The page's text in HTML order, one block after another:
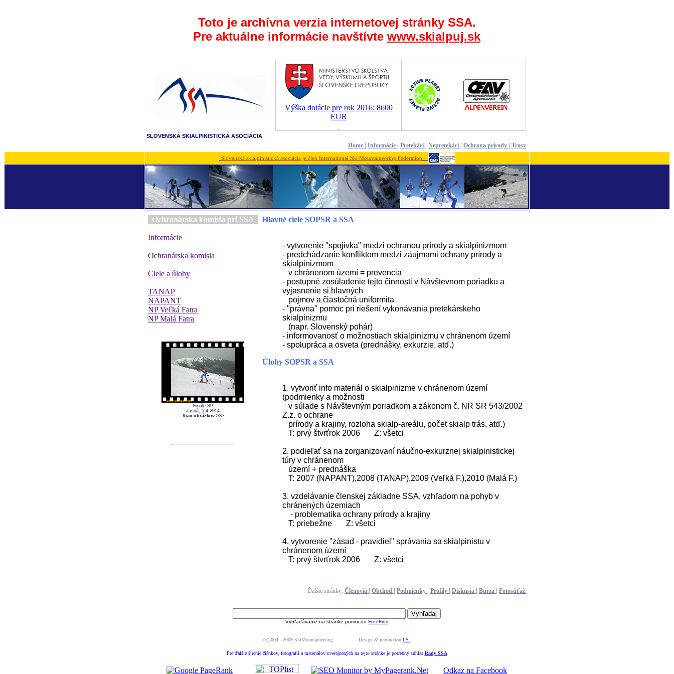
Toto je archívna verzia internetovej stránky SSA.
Pre aktuálne informácie navštívte www.skialpuj.sk
Výška dotácie pre rok 2016: 8600
EUR
SLOVENSKÁ SKIALPINISTICKÁ ASOCIÁCIA
Home Informácie Pretekári Nepretekári Ochrana prírody Trasy
Slovenská skialpinistická asociácia je člen International Ski Mountaineering Federation
Ochranárska komisia pri SSA
Informácie
Ochranárska komisia
Ciele a úlohy
TANAP
NAPANT
NP Veľká Fatra
NP Malá Fatra
Finále SP
Jasná, 5.4.2014
Viac obrázkov >>>
Hlavné ciele SOPSR a SSA
- vytvorenie "spojivka" medzi ochranou prírody a skialpinizmom
- predchádzanie konfliktom medzi záujmami ochrany prírody a
skialpinizmom
v chránenom území = prevencia
- postupné zosúladenie tejto činnosti v Návštevnom poriadku a
vyjasnenie si hlavných
pojmov a čiastočná uniformita
- "právna" pomoc pri riešení vykonávania pretekárskeho
skialpinizmu
(napr. Slovenský pohár)
- informovanosť o možnostiach skialpinizmu v chránenom území
- spolupráca a osveta (prednášky, exkurzie, atď.)
Úlohy SOPSR a SSA
1. vytvoriť info materiál o skialpinizme v chránenom území
(podmienky a možnosti
v súlade s Návštevným poriadkom a zákonom č. NR SR 543/2002
Z.z. o ochrane
prírody a krajiny, rozloha skialp-areálu, počet skialp trás, atď.)
T: prvý štvrťrok 2006 Z: všetci
2. podieľať sa na zorganizovaní náučno-exkurznej skialpinistickej
túry v chránenom
území + prednáška
T: 2007 (NAPANT),2008 (TANAP),2009 (Veľká F.),2010 (Malá F.)
3. vzdelávanie členskej základne SSA, vzhľadom na pohyb v
chránených územiach
- problematika ochrany prírody a krajiny
T: priebežne Z: všetci
4. vytvorenie "zásad - pravidiel" správania sa skialpinistu v
chránenom území
T: prvý štvrťrok 2006 Z: všetci
Ďalšie stránky: Členovia Obchod Podmienky Profily Diskusia Burza Fotosúťaž
Vyhľadávanie na stránke pomocou FreeFind
(c)2004 - 2009 SkiMountaineering Design & production I.S.
Pre ďalšie šírenie článkov, fotografií a materiálov uverejnených na tejto stránke je potrebný súhlas Rady SSA
Odkaz na Facebook